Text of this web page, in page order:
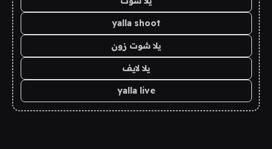
yalla shoot
يلا شوت زون
يلا لايف
yalla live